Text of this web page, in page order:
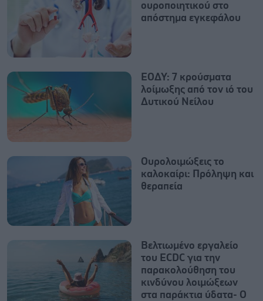
ουροποιητικού στο
απόστημα εγκεφάλου
ΕΟΔΥ: 7 κρούσματα
λοίμωξης από τον ιό του
Δυτικού Νείλου
Ουρολοιμώξεις το
καλοκαίρι: Πρόληψη και
θεραπεία
Βελτιωμένο εργαλείο
του ECDC για την
παρακολούθηση του
κινδύνου λοιμώξεων
στα παράκτια ύδατα- Ο